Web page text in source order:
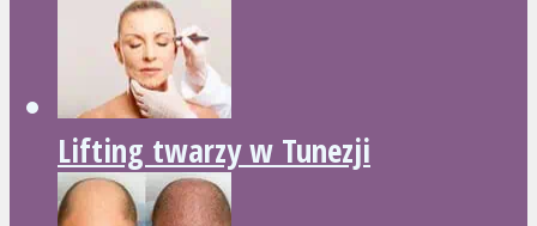
Lifting twarzy w Tunezji